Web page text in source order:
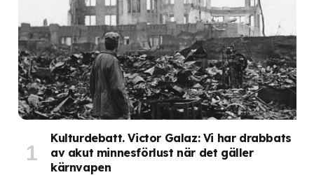
Kulturdebatt. Victor Galaz: Vi har drabbats
av akut minnesförlust när det gäller
kärnvapen